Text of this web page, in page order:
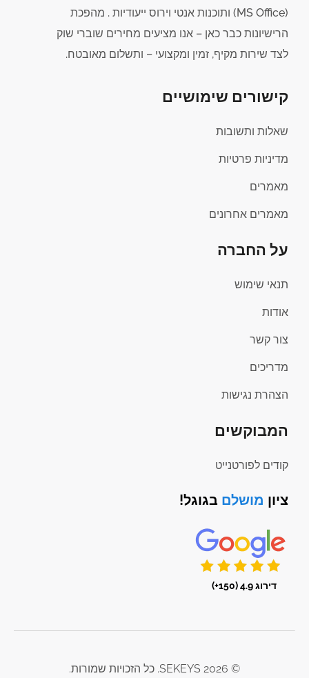
(MS Office) ותוכנות אנטי וירוס ייעודיות . מהפכת
הרישיונות כבר כאן – אנו מציעים מחירים שוברי שוק
לצד שירות מקיף, זמין ומקצועי – ותשלום מאובטח.
קישורים שימושיים
שאלות ותשובות
מדיניות פרטיות
מאמרים
מאמרים אחרונים
על החברה
תנאי שימוש
אודות
צור קשר
מדריכים
הצהרת נגישות
המבוקשים
קודים לפורטנייט
ציון מושלם בגוגל!
דירוג 4.9 (150+)
© 2026 SEKEYS. כל הזכויות שמורות.